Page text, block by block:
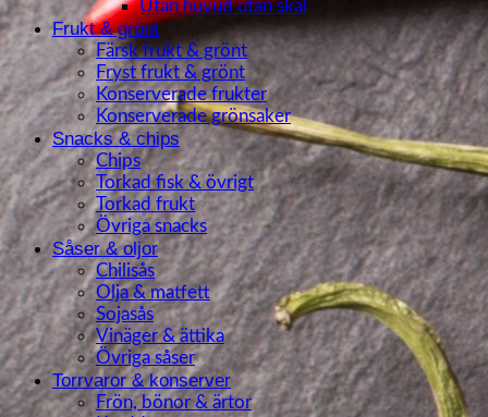
Utan huvud utan skal
Frukt & grönt
Färsk frukt & grönt
Fryst frukt & grönt
Konserverade frukter
Konserverade grönsaker
Snacks & chips
Chips
Torkad fisk & övrigt
Torkad frukt
Övriga snacks
Såser & oljor
Chilisås
Olja & matfett
Sojasås
Vinäger & ättika
Övriga såser
Torrvaror & konserver
Frön, bönor & ärtor